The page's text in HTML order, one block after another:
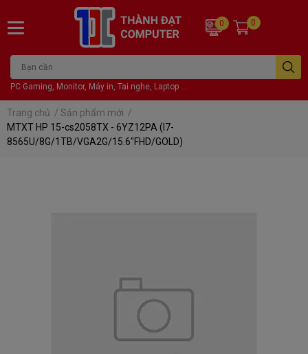
PC Gaming, Monitor, Máy in, Tai nghe, Laptop ...
0 0
Trang chủ / Sản phẩm mới /
MTXT HP 15-cs2058TX - 6YZ12PA (I7-
8565U/8G/1TB/VGA2G/15.6"FHD/GOLD)